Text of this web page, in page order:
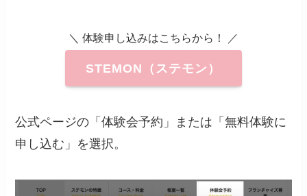
＼ 体験申し込みはこちらから！ ／
STEMON（ステモン）
公式ページの「体験会予約」または「無料体験に
申し込む」を選択。